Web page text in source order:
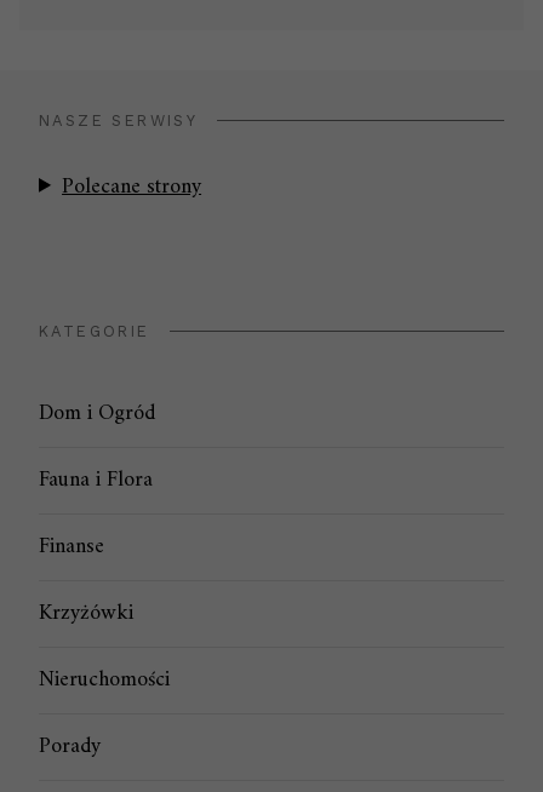
NASZE SERWISY
Polecane strony
KATEGORIE
Dom i Ogród
Fauna i Flora
Finanse
Krzyżówki
Nieruchomości
Porady